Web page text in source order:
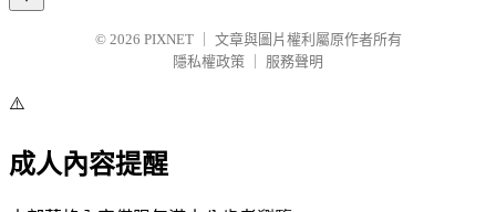
© 2026 PIXNET
文章與圖片權利屬原作者所有
隱私權政策
服務聲明
⚠️
成人內容提醒